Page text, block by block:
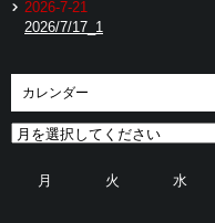
2026-7-21
2026/7/17_1
カレンダー
月
火 水